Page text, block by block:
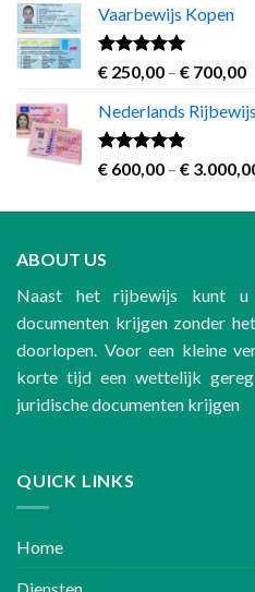
Vaarbewijs Kopen
Rated4.63
out of 5
€ 250,00 – € 700,00
Nederlands Rijbewijs
Rated4.60
out of 5
€ 600,00 – €
ABOUT US
Naast het rijbewijs kunt u
documenten krijgen zonder
doorlopen. Voor een kleine
korte tijd een wettelijk
juridische documenten krijgen
QUICK LINKS
Home
Diensten